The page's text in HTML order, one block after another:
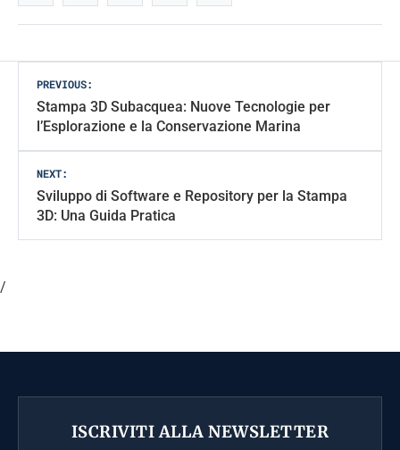
Post
navigation
PREVIOUS:
Stampa 3D Subacquea: Nuove Tecnologie per
l’Esplorazione e la Conservazione Marina
NEXT:
Sviluppo di Software e Repository per la Stampa
3D: Una Guida Pratica
/
ISCRIVITI ALLA NEWSLETTER